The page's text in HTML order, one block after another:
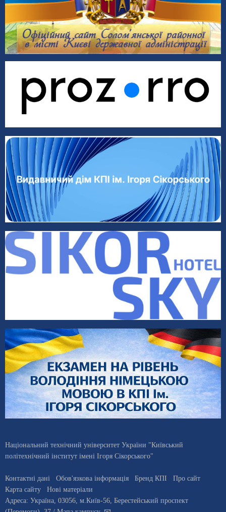
Національний технічний університет України "Київський
політехнічний інститут імені Ігоря Сікорського"
Контактні дані Обов'язкова інформація Бренд КПІ
Про сайт
Карта сайту
Нові матеріали
Адреса: Україна 03056 , м. Київ-56, Берестейський проспект